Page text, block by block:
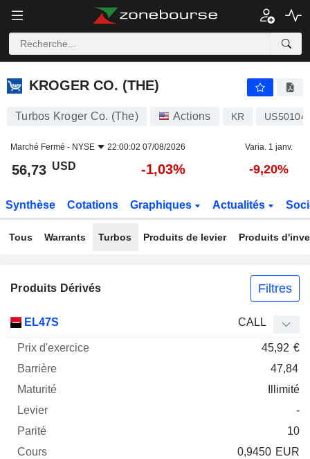
KROGER CO. (THE)
KROGER CO. (THE)
Turbos Kroger Co. (The) Actions KR
Marché Fermé - NYSE 22:00:02 07/08/2026 Varia. 1 janv.
56,73 USD -1,03% -9,20%
Synthèse Cotations Graphiques Actualités
Tous Warrants Turbos Produits de levier Produits
Produits Dérivés Filtres
Mnemo Type
EL47S CALL
45,92 €
47,84
Illimité
-
10
0,9450 EUR